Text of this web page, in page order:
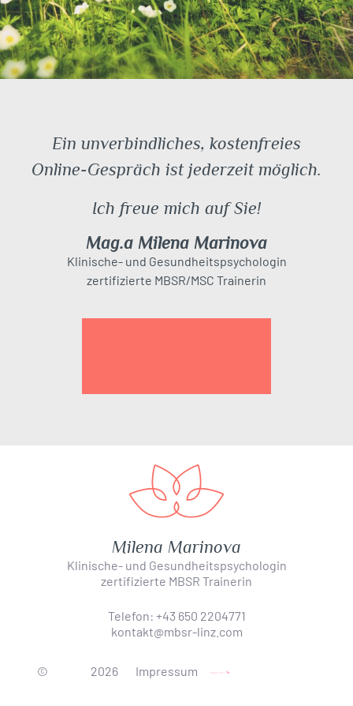
Ein unverbindliches, kostenfreies
Online-Gespräch ist jederzeit möglich.
Ich freue mich auf Sie!
Mag.a Milena Marinova
Klinische- und Gesundheitspsychologin
zertifizierte MBSR/MSC Trainerin
Milena Marinova
Klinische- und Gesundheitspsychologin
zertifizierte MBSR Trainerin
Telefon: +43 650 2204771
kontakt@mbsr-linz.com
© 2026 Impressum